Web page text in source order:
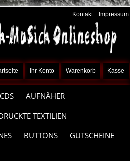
Kontakt Impressum
Kasse
Warenkorb
Ihr Konto
CDS
AUFNÄHER
TEXTILIEN
BUTTONS
GUTSCHEINE